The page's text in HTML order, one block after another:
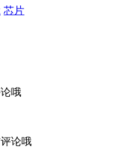
芯片
哦
论哦